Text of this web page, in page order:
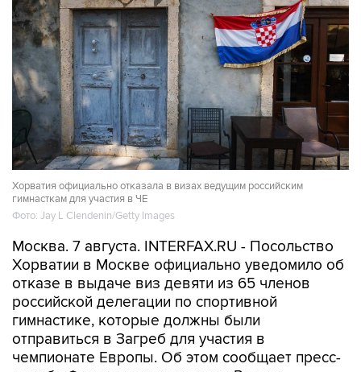
Хорватия официально отказала в визах ведущим российским
гимнасткам для участия в ЧЕ
Фото: Jay L Clendenin/Getty Images
Москва. 7 августа. INTERFAX.RU - Посольство
Хорватии в Москве официально уведомило об
отказе в выдаче виз девяти из 65 членов
российской делегации по спортивной
гимнастике, которые должны были
отправиться в Загреб для участия в
чемпионате Европы. Об этом сообщает пресс-